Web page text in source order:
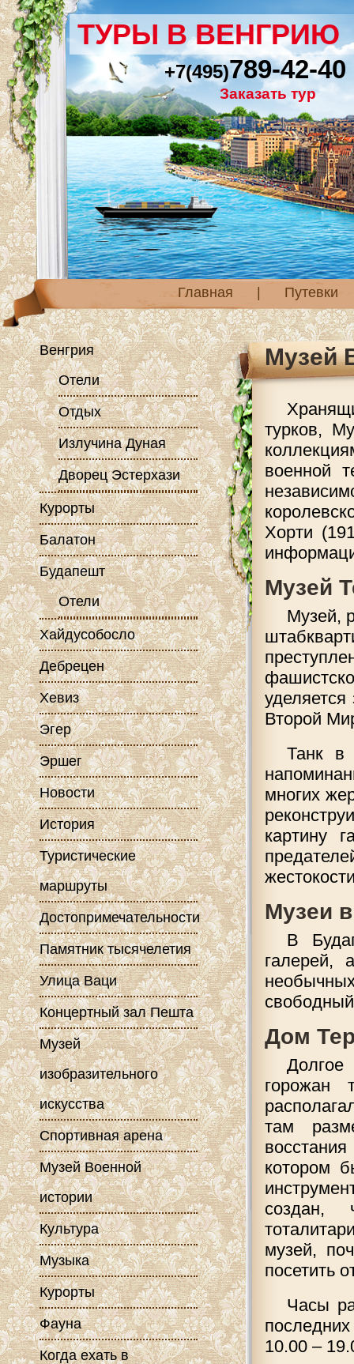
ТУРЫ В ВЕНГРИЮ
+7(495)789-42-40
Заказать тур
Главная Путевки
Музей
турков,
военной
Хорти
Музей
Музей,
Второй
Танк в
многих
картину
Музеи
В
галерей,
Дом
горожан
там
котором
создан,
музей,
посетить
Часы
10.00 –
Венгрия
Отели
Отдых
Излучина Дуная
Дворец Эстерхази
Курорты
Балатон
Будапешт
Отели
Хайдусобосло
Дебрецен
Хевиз
Эгер
Эршег
Новости
История
Туристические
маршруты
Достопримечательности
Памятник тысячелетия
Улица Ваци
Концертный зал Пешта
Музей
изобразительного
искусства
Спортивная арена
Музей Военной
истории
Культура
Музыка
Курорты
Фауна
Когда ехать в